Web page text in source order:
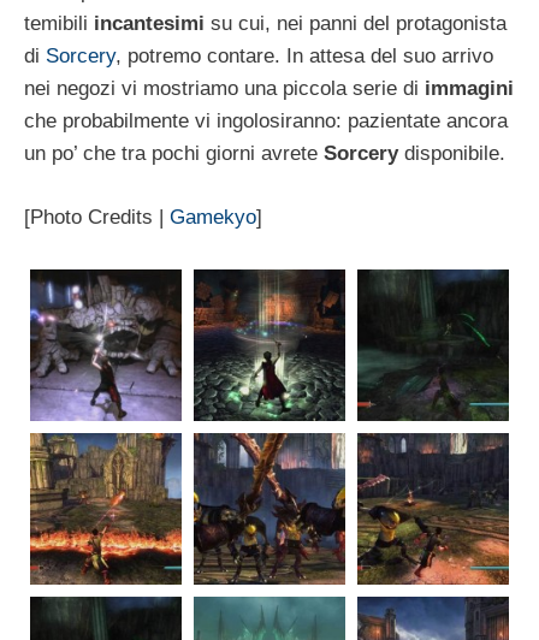
temibili incantesimi su cui, nei panni del protagonista
di Sorcery, potremo contare. In attesa del suo arrivo
nei negozi vi mostriamo una piccola serie di immagini
che probabilmente vi ingolosiranno: pazientate ancora
un po’ che tra pochi giorni avrete Sorcery disponibile.
[Photo Credits | Gamekyo]